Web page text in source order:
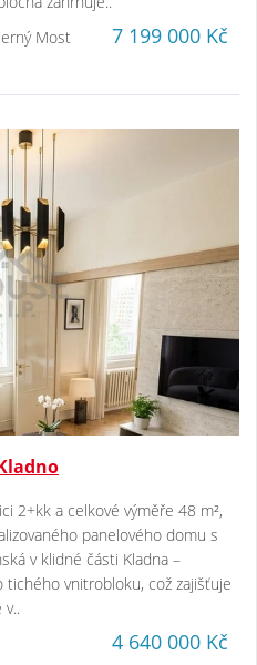
Most 7 199 000 Kč
2+kk a celkové výměře 48 m²,
panelového domu s
v klidné části Kladna –
tichého vnitrobloku, což zajišťuje
v..
4 640 000 Kč